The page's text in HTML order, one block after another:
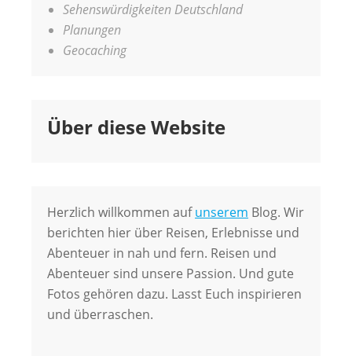
Sehenswürdigkeiten Deutschland
Planungen
Geocaching
Über diese Website
Herzlich willkommen aufunserem Blog. Wir
berichten hier über Reisen, Erlebnisse und
Abenteuer in nah und fern. Reisen und
Abenteuer sind unsere Passion. Und gute
Fotos gehören dazu. Lasst Euch inspirieren
und überraschen.